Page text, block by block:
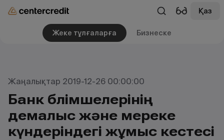
Қаз
Жеке тұлғаларға Бизнеске
Жаңалықтар 2019-12-26 00:00:00
Банк бөлімшелерінің
демалыс және мереке
күндеріндегі жұмыс кестесі